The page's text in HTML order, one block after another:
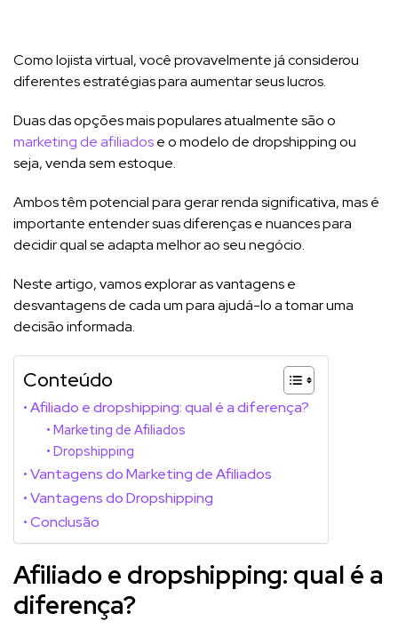
Como lojista virtual, você provavelmente já considerou
diferentes estratégias para aumentar seus lucros.
Duas das opções mais populares atualmente são o
marketing de afiliadose o modelo de dropshipping ou
seja, venda sem estoque.
Ambos têm potencial para gerar renda significativa, mas é
importante entender suas diferenças e nuances para
decidir qual se adapta melhor ao seu negócio.
Neste artigo, vamos explorar as vantagens e
desvantagens de cada um para ajudá-lo a tomar uma
decisão informada.
Conteúdo
Afiliado e dropshipping: qual é a diferença?
Marketing de Afiliados
Dropshipping
Vantagens do Marketing de Afiliados
Vantagens do Dropshipping
Conclusão
Afiliado e dropshipping: qual é a
diferença?